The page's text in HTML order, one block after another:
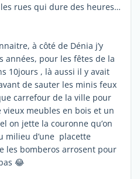
rues qui dure des heures…
à côté de Dénia j’y
pour les fêtes de la
10jours , là aussi il y avait
de sauter les minis feux
carrefour de la ville pour
vieux meubles en bois et un
on jette la couronne qu’on
milieu d’une placette
les bomberos arrosent pour
😂